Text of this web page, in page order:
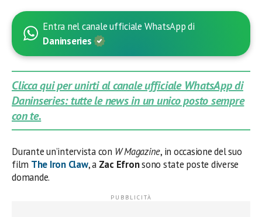
Entra nel canale ufficiale WhatsApp di
Daninseries
Clicca qui per unirti al canale ufficiale WhatsApp di
Daninseries: tutte le news in un unico posto sempre
con te.
Durante un’intervista con W Magazine, in occasione del suo
film The Iron Claw, a Zac Efronsono state poste diverse
domande.